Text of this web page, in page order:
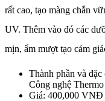
rất cao, tạo màng chắn
UV. Thêm vào đó các
mịn, ẩm mượt tạo cảm
Thành phần và
Công nghệ
Giá: 400,000 VNĐ